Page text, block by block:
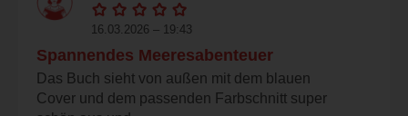
16.03.2026 – 19:43
Spannendes Meeresabenteuer
Das Buch sieht von außen mit dem blauen
Cover und dem passenden Farbschnitt super